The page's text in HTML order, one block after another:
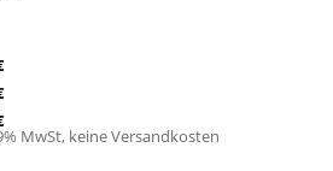
MwSt, keine Versandkosten